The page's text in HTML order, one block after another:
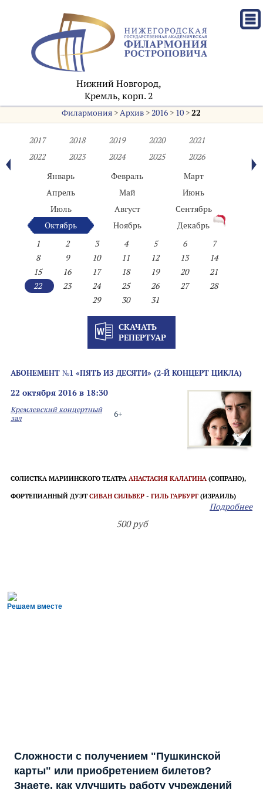
Нижний Новгород,
Кремль, корп. 2
Филармония >Архив >2016 > 10 >22
2017 2018 2019 2020
2021
2022
2023 2024 2025
2026
Январь
Февраль
Март
Апрель
Май
Июнь
Июль
Август
Сентябрь
Октябрь
Ноябрь
Декабрь
1
2 3 4 5 6
7
8
9 10 11 12 13
14
15
16 17 18 19 20
21
22
23 24 25 26 27
28
29
30 31
СКАЧАТЬ
РЕПЕРТУАР
АБОНЕМЕНТ №1 «ПЯТЬ ИЗ ДЕСЯТИ» (2-Й КОНЦЕРТ ЦИКЛА)
22 октября 2016 в 18:30
6+
Кремлевский концертный
зал
СОЛИСТКА МАРИИНСКОГО ТЕАТРА АНАСТАСИЯ КАЛАГИНА (СОПРАНО),
ФОРТЕПИАННЫЙ ДУЭТ СИВАН СИЛЬВЕР - ГИЛЬ ГАРБУРГ (ИЗРАИЛЬ)
Подробнее
500 руб
Решаем вместе
Сложности с получением "Пушкинской
карты" или приобретением билетов?
Знаете, как улучшить работу учреждений